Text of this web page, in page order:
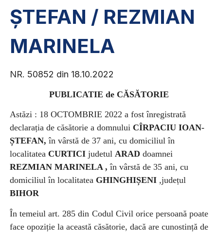
ȘTEFAN / REZMIAN
MARINELA
NR. 50852 din 18.10.2022
PUBLICATIE de CĂSĂTORIE
Astăzi : 18 OCTOMBRIE 2022 a fost înregistrată
declarația de căsătorie a domnului CÎRPACIU IOAN-
ȘTEFAN,în vârstă de 37 ani, cu domiciliul în
localitatea CURTICI judetul ARAD doamnei
REZMIAN MARINELA , în vârstă de 35 ani, cu
domiciliul în localitatea GHINGHIȘENI ,județul
BIHOR
În temeiul art. 285 din Codul Civil orice persoană poate
face opoziție la această căsătorie, dacă are cunostință de